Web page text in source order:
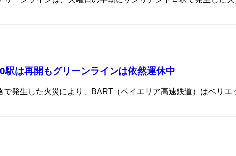
は再開もグリーンラインは依然運休中
発生した火災により、BART（ベイエリア高速鉄道）はベリ